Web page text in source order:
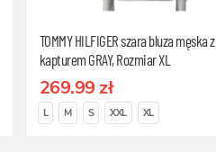
TOMMY HILFIGER szara bluza męska z
kapturem GRAY, Rozmiar XL
269.99 zł
L M S XXL XL